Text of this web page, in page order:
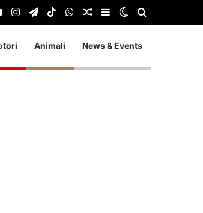
You TubeInstagram
TelegramTikTokWhatsApp
Articolo Random
Barra laterale
Cambia aspetto
Animali News & Events